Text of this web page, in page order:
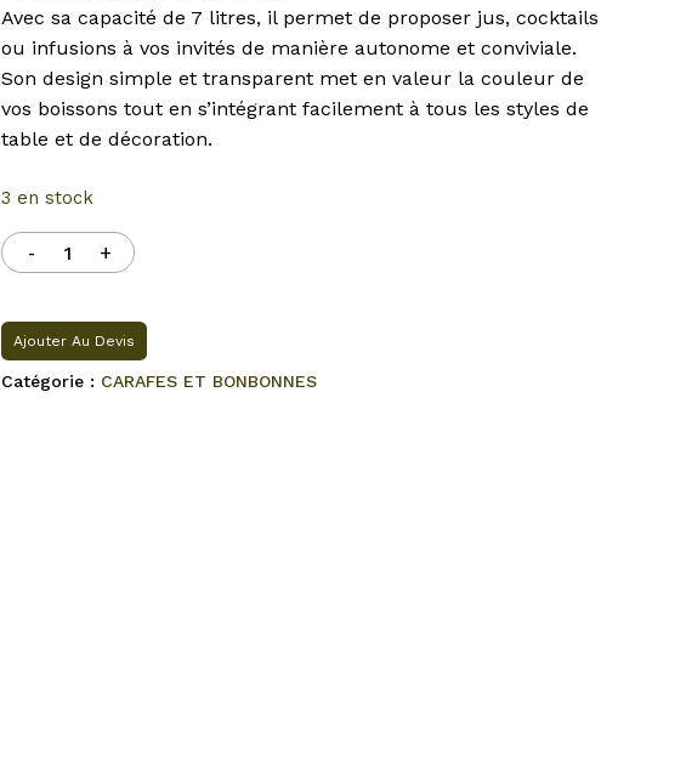
Avec sa capacité de 7 litres, il permet de proposer jus, cocktails
ou infusions à vos invités de manière autonome et conviviale.
Son design simple et transparent met en valeur la couleur de
vos boissons tout en s’intégrant facilement à tous les styles de
table et de décoration.
3 en stock
Ajouter Au Devis
Catégorie : CARAFES ET BONBONNES